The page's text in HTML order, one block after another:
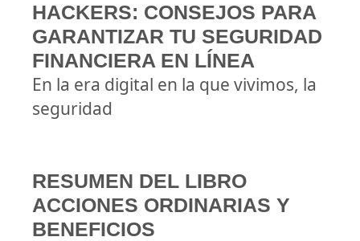
HACKERS: CONSEJOS PARA
GARANTIZAR TU SEGURIDAD
FINANCIERA EN LÍNEA
En la era digital en la que vivimos, la
seguridad
RESUMEN DEL LIBRO
ACCIONES ORDINARIAS Y
BENEFICIOS